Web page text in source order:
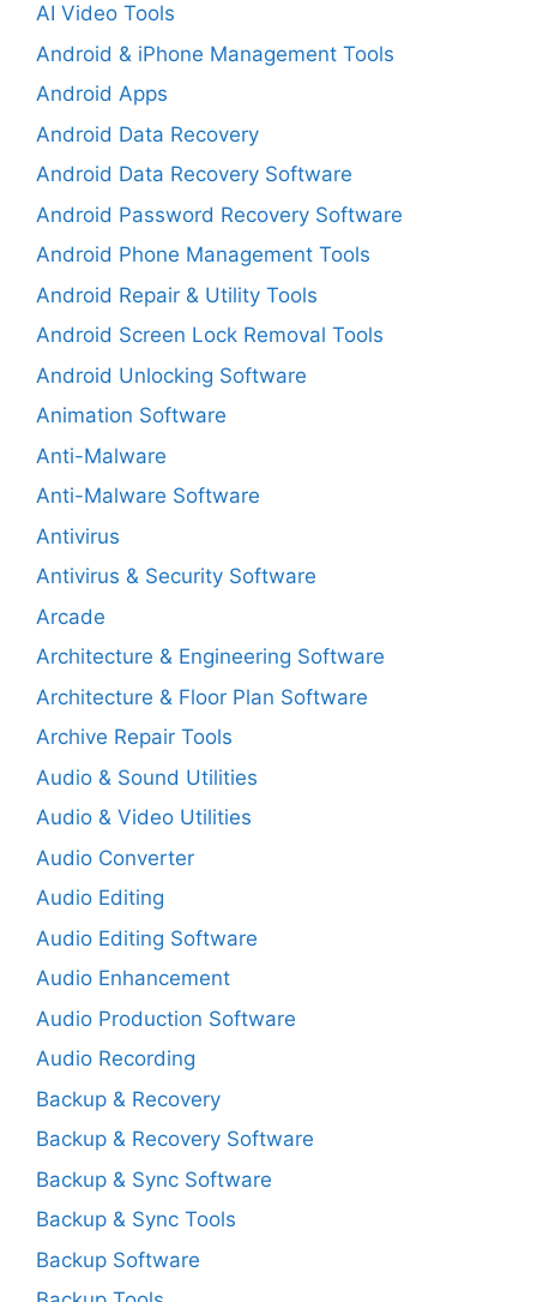
AI Video Tools
Android & iPhone Management Tools
Android Apps
Android Data Recovery
Android Data Recovery Software
Android Password Recovery Software
Android Phone Management Tools
Android Repair & Utility Tools
Android Screen Lock Removal Tools
Android Unlocking Software
Animation Software
Anti-Malware
Anti-Malware Software
Antivirus
Antivirus & Security Software
Arcade
Architecture & Engineering Software
Architecture & Floor Plan Software
Archive Repair Tools
Audio & Sound Utilities
Audio & Video Utilities
Audio Converter
Audio Editing
Audio Editing Software
Audio Enhancement
Audio Production Software
Audio Recording
Backup & Recovery
Backup & Recovery Software
Backup & Sync Software
Backup & Sync Tools
Backup Software